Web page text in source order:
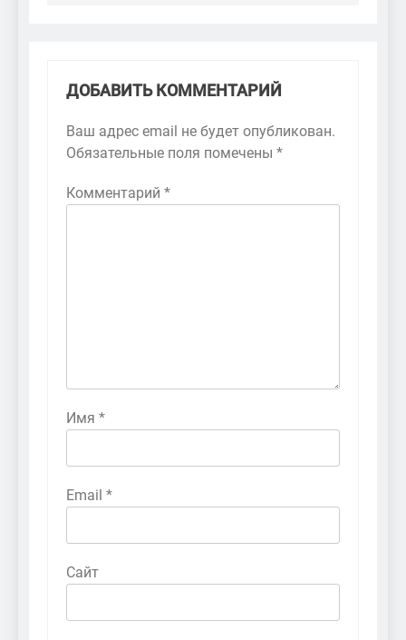
ДОБАВИТЬ КОММЕНТАРИЙ
Ваш адрес email не будет опубликован.
Обязательные поля помечены *
Комментарий *
Имя *
Email *
Сайт